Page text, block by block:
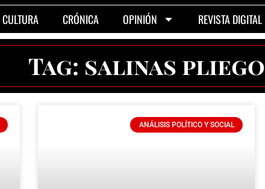
CULTURA CRÓNICA OPINIÓN REVISTA DIGITAL
Tag: salinas pliego
ANÁLISIS POLÍTICO Y SOCIAL